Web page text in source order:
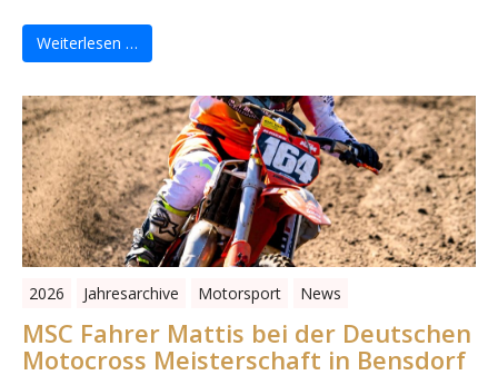
Weiterlesen …
2026 Jahresarchive Motorsport News
MSC Fahrer Mattis bei der Deutschen
Motocross Meisterschaft in Bensdorf